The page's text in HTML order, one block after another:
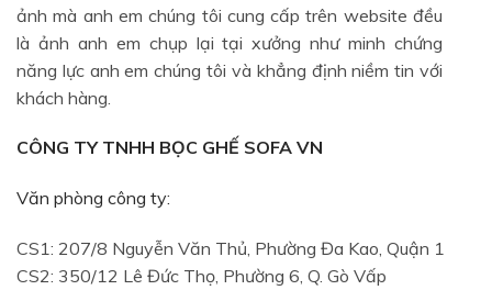
ảnh mà anh em chúng tôi cung cấp trên website đều
là ảnh anh em chụp lại tại xưởng như minh chứng
năng lực anh em chúng tôi và khẳng định niềm tin với
khách hàng.
CÔNG TY TNHH BỌC GHẾ SOFA VN
Văn phòng công ty:
CS1: 207/8 Nguyễn Văn Thủ, Phường Đa Kao, Quận 1
CS2: 350/12 Lê Đức Thọ, Phường 6, Q. Gò Vấp